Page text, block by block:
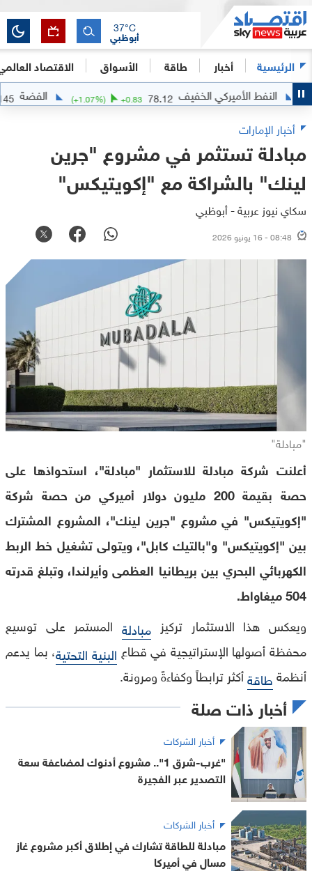
الرئيسية أخبار طاقة الأسواق الاقتصاد
أبوظبي
37°C
النفط الأميركي الخفيف 78.12
+0.83
+1.07%) الفضة 62.145
أخبار الإمارات
مبادلة تستثمر في مشروع "جرين
لينك" بالشراكة مع "إكويتيكس"
سكاي نيوز عربية - أبوظبي
08:48 - 16 يونيو 2026
"مبادلة"
أعلنت شركة مبادلة للاستثمار "مبادلة"، استحواذها على
حصة بقيمة 200 مليون دولار أميركي من حصة شركة
"إكويتيكس" في مشروع "جرين لينك"، المشروع المشترك
بين "إكويتيكس" و"بالتيك كابل"، ويتولى تشغيل خط الربط
الكهربائي البحري بين بريطانيا العظمى وأيرلندا، وتبلغ قدرته
504 ميغاواط.
ويعكس هذا الاستثمار تركيز مبادلةالمستمر على توسيع
محفظة أصولها الإستراتيجية في قطاع البنية التحتية، بما يدعم
أنظمةطاقةأكثر ترابطاً وكفاءةً ومرونة.
أخبار ذات صلة
أخبار الشركات
"غرب-شرق 1".. مشروع أدنوك لمضاعفة سعة
التصدير عبر الفجيرة
أخبار الشركات
مبادلة للطاقة تشارك في إطلاق أكبر مشروع غاز
مسال في أميركا